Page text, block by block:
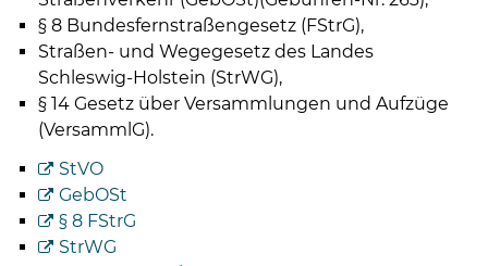
§ 8 Bundesfernstraßengesetz (FStrG),
Straßen- und Wegegesetz des Landes
Schleswig-Holstein (StrWG),
§ 14 Gesetz über Versammlungen und Aufzüge
(VersammlG).
StVO
GebOSt
§ 8 FStrG
StrWG